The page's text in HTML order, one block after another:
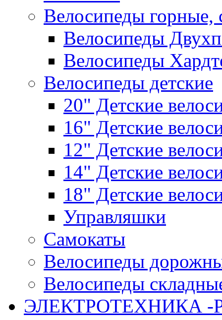
Велосипеды горные,
Велосипеды
Велосипеды
Велосипеды детские
20" Детские
16" Детские
12" Детские
14" Детские
18" Детские
Управляшки
Самокаты
Велосипеды
Велосипеды
ЭЛЕКТРОТЕХНИКА